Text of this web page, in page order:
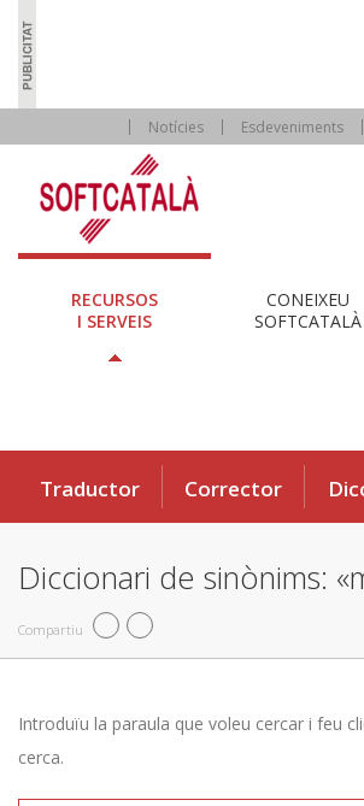
Notícies Esdeveniments
RECURSOS
I SERVEIS
CONEIXEU
SOFTCATALÀ
Traductor Corrector
Diccionari de sinònims:
Compartiu
Introduïu la paraula que voleu cercar i feu
cerca.